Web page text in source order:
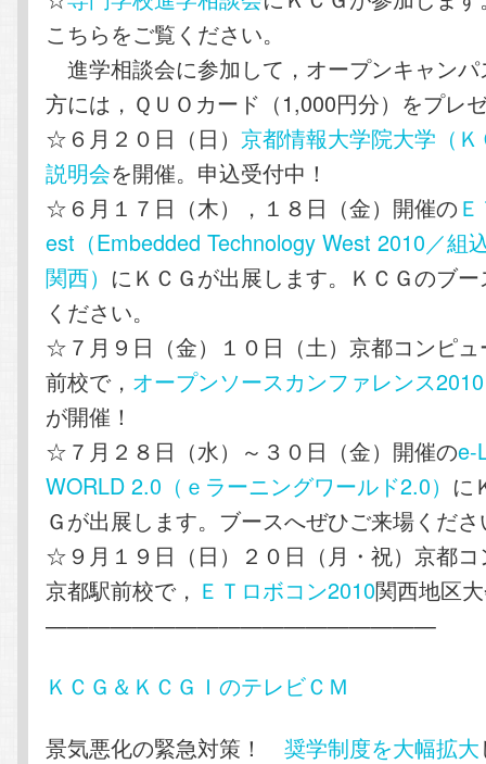
こちらをご覧ください。
進学相談会に参加して，オープンキャン
方には，ＱＵＯカード（1,000円分）をプレ
☆６月２０日（日） 京都情報大学院大学（
説明会を開催。申込受付中！
☆６月１７日（木），１８日（金）開催の
est（Embedded Technology West 2010／組
関西） にＫＣＧが出展します。ＫＣＧのブ
ください。
☆７月９日（金）１０日（土）京都コンピ
前校で， オープンソースカンファレンス
が開催！
☆７月２８日（水）～３０日（金）開催のe-
WORLD 2.0（ｅラーニングワールド2.0） に
Ｇが出展します。ブースへぜひご来場くだ
☆９月１９日（日）２０日（月・祝）京都
京都駅前校で， ＥＴロボコン2010関西地区
——————————————————
ＫＣＧ＆ＫＣＧＩのテレビＣＭ
景気悪化の緊急対策！奨学制度を大幅拡大